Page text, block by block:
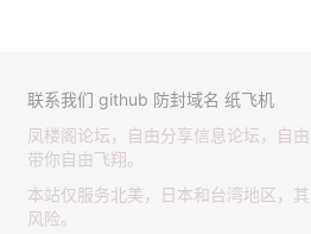
联系我们 github 防封域名 纸飞机
凤楼阁论坛，自由分享信息论坛，自
带你自由飞翔。
本站仅服务北美，日本和台湾地区，
风险。